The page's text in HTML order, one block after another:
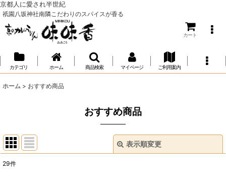
京都人に愛され半世紀
祇園八坂神社南隣こだわりのスパイスが香る
カート
カテゴリ ホーム 商品検索 マイページ ご利用案内
ホーム > おすすめ商品
おすすめ商品
表示順変更
29件